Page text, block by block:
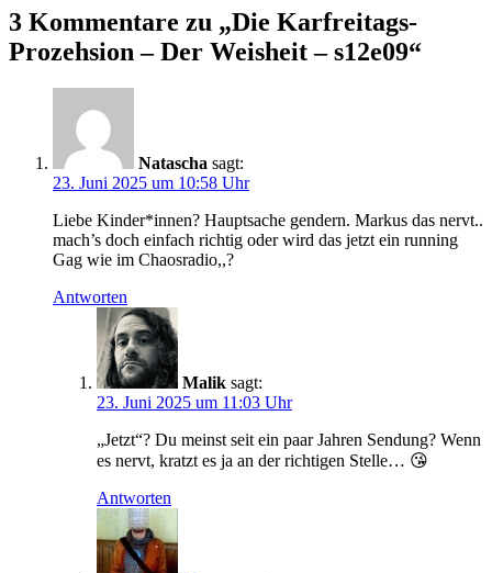
3 Kommentare zu „Die Karfreitags-
Prozehsion – Der Weisheit – s12e09“
Natascha sagt:
23. Juni 2025 um 10:58 Uhr
Liebe Kinder*innen? Hauptsache gendern. Markus das nervt..
mach’s doch einfach richtig oder wird das jetzt ein running
Gag wie im Chaosradio,,?
Antworten
Malik sagt:
23. Juni 2025 um 11:03 Uhr
„Jetzt“? Du meinst seit ein paar Jahren Sendung? Wenn
es nervt, kratzt es ja an der richtigen Stelle… 😘
Antworten